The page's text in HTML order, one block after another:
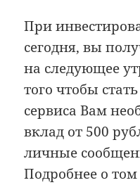
При
сегодня, вы
на следующее
того чтобы
сервиса Вам
вклад от 500
личные
Подробнее о том